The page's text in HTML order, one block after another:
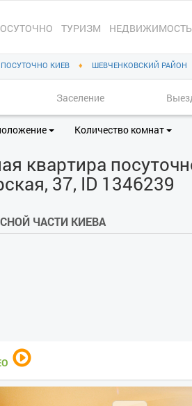
ТУРИЗМ НЕДВИЖИМОСТЬ
КИЕВ ♦ ШЕВЧЕНКОВСКИЙ РАЙОН
Количество комнат
квартира
37, ID 1346239
ЧАСТИ КИЕВА